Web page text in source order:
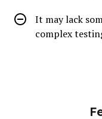
It may lack
complex